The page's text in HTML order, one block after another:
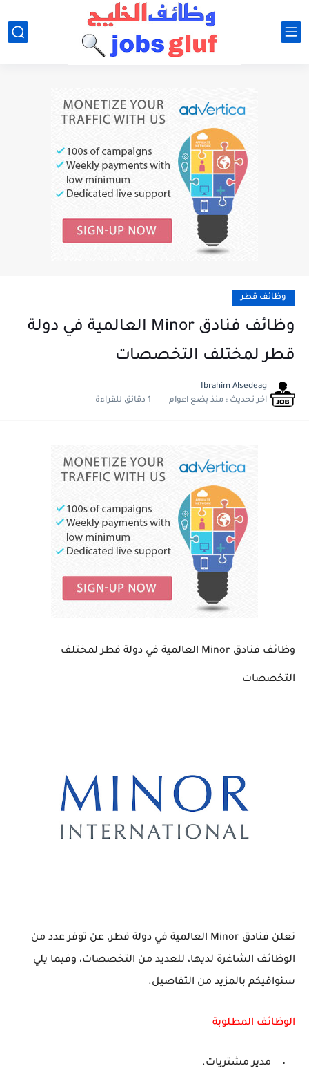
وظائف قطر
وظائف فنادق Minor العالمية في دولة
قطر لمختلف التخصصات
Ibrahim Alsedeag
اخر تحديث : منذ بضع اعوام 1 دقائق للقراءة
وظائف فنادق Minor العالمية في دولة قطر لمختلف
التخصصات
تعلن فنادق Minor العالمية في دولة قطر، عن توفر عدد من
الوظائف الشاغرة لديها، للعديد من التخصصات، وفيما يلي
سنوافيكم بالمزيد من التفاصيل.
الوظائف المطلوبة
مدير مشتريات.